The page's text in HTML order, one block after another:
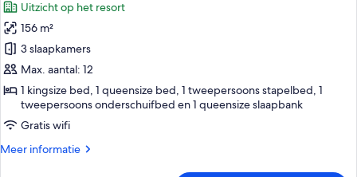
voor
Resortwoning,
3
slaapkamers
(Beachy
Keen)
laden
Uitzicht op het resort
156 m²
3 slaapkamers
Max. aantal: 12
1 kingsize bed, 1 queensize bed, 1 tweepersoons stapelbed, 1
tweepersoons onderschuifbed en 1 queensize slaapbank
Gratis wifi
Meer informatie
Meer